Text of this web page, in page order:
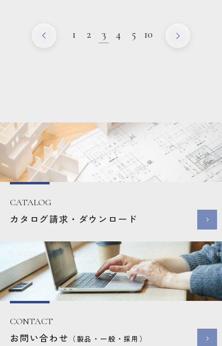
1 2 3 4 5 10
CATALOG
カタログ請求・ダウンロード
CONTACT
お問い合わせ （製品・一般・採用）